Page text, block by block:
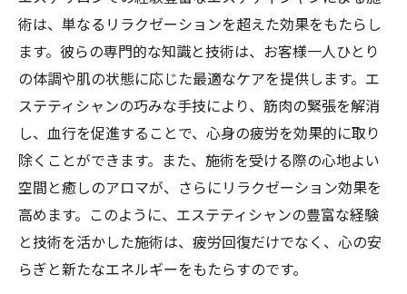
術は、単なるリラクゼーションを超えた効果をもたらし
ます。彼らの専門的な知識と技術は、お客様一人ひとり
の体調や肌の状態に応じた最適なケアを提供します。エ
ステティシャンの巧みな手技により、筋肉の緊張を解消
し、血行を促進することで、心身の疲労を効果的に取り
除くことができます。また、施術を受ける際の心地よい
空間と癒しのアロマが、さらにリラクゼーション効果を
高めます。このように、エステティシャンの豊富な経験
と技術を活かした施術は、疲労回復だけでなく、心の安
らぎと新たなエネルギーをもたらすのです。